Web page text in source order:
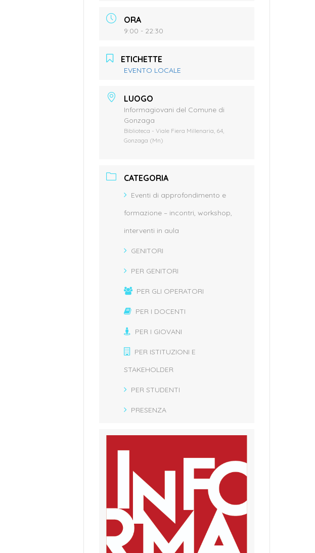
ORA
9:00 - 22:30
ETICHETTE
EVENTO LOCALE
LUOGO
Informagiovani del Comune di
Gonzaga
Biblioteca - Viale Fiera Millenaria, 64,
Gonzaga (Mn)
CATEGORIA
Eventi di approfondimento e
formazione – incontri, workshop,
interventi in aula
GENITORI
PER GENITORI
PER GLI OPERATORI
PER I DOCENTI
PER I GIOVANI
PER ISTITUZIONI E
STAKEHOLDER
PER STUDENTI
PRESENZA